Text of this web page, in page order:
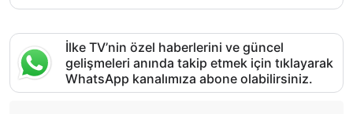
İlke TV’nin özel haberlerini ve güncel
gelişmeleri anında takip etmek için tıklayarak
WhatsApp kanalımıza abone olabilirsiniz.